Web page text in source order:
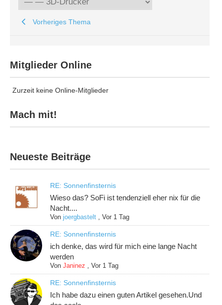
Vorheriges Thema
Mitglieder Online
Zurzeit keine Online-Mitglieder
Mach mit!
Neueste Beiträge
RE: Sonnenfinsternis
Wieso das? SoFi ist tendenziell eher nix für die
Nacht....
Vonjoergbastelt ,Vor 1 Tag
RE: Sonnenfinsternis
ich denke, das wird für mich eine lange Nacht
werden
VonJaninez ,Vor 1 Tag
RE: Sonnenfinsternis
Ich habe dazu einen guten Artikel gesehen.Und